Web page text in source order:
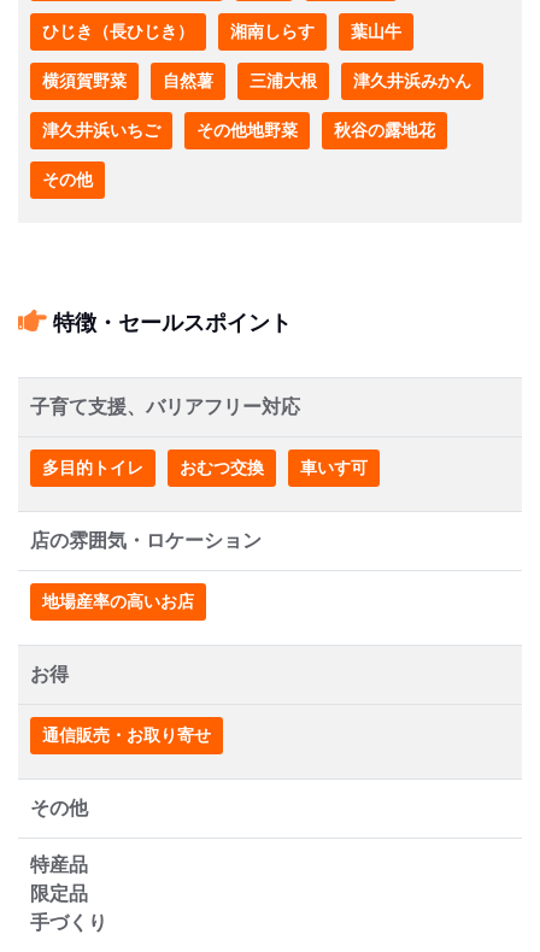
ひじき（長ひじき） 湘南しらす 葉山牛
横須賀野菜 自然薯 三浦大根 津久井浜みかん
津久井浜いちご その他地野菜 秋谷の露地花
その他
特徴・セールスポイント
子育て支援、バリアフリー対応
多目的トイレ おむつ交換 車いす可
店の雰囲気・ロケーション
地場産率の高いお店
お得
通信販売・お取り寄せ
その他
特産品
限定品
手づくり